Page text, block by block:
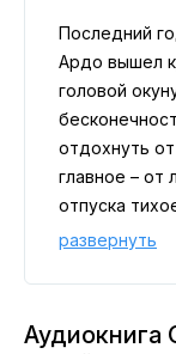
Последний
Ардо вышел
головой
отдохнуть
главное – от
отпуска
берегу
кто
развернуть
Аудиокнига